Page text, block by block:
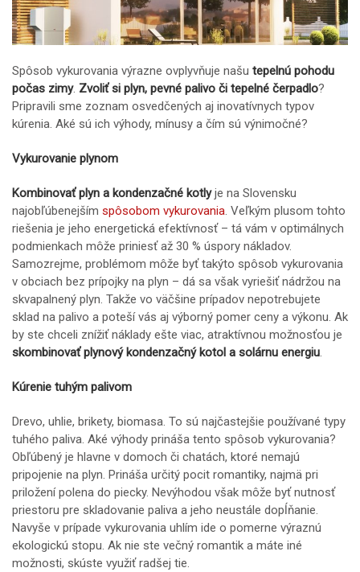
Spôsob vykurovania výrazne ovplyvňuje našu tepelnú pohodu
počas zimy. Zvoliť si plyn, pevné palivo či tepelné čerpadlo?
Pripravili sme zoznam osvedčených aj inovatívnych typov
kúrenia. Aké sú ich výhody, mínusy a čím sú výnimočné?
Vykurovanie plynom
Kombinovať plyn a kondenzačné kotlyje na Slovensku
najobľúbenejším spôsobom vykurovania. Veľkým plusom tohto
riešenia je jeho energetická efektívnosť – tá vám v optimálnych
podmienkach môže priniesť až 30 % úspory nákladov.
Samozrejme, problémom môže byť takýto spôsob vykurovania
v obciach bez prípojky na plyn – dá sa však vyriešiť nádržou na
skvapalnený plyn. Takže vo väčšine prípadov nepotrebujete
sklad na palivo a poteší vás aj výborný pomer ceny a výkonu. Ak
by ste chceli znížiť náklady ešte viac, atraktívnou možnosťou je
skombinovať plynový kondenzačný kotol a solárnu energiu.
Kúrenie tuhým palivom
Drevo, uhlie, brikety, biomasa. To sú najčastejšie používané typy
tuhého paliva. Aké výhody prináša tento spôsob vykurovania?
Obľúbený je hlavne v domoch či chatách, ktoré nemajú
pripojenie na plyn. Prináša určitý pocit romantiky, najmä pri
priložení polena do piecky. Nevýhodou však môže byť nutnosť
priestoru pre skladovanie paliva a jeho neustále dopĺňanie.
Navyše v prípade vykurovania uhlím ide o pomerne výraznú
ekologickú stopu. Ak nie ste večný romantik a máte iné
možnosti, skúste využiť radšej tie.